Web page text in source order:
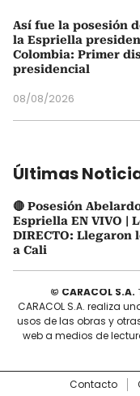
Así fue la posesión
la Espriella
Colombia: Primer
presidencial
08/08/2026
Últimas
🔴 Posesión
Espriella EN VIVO |
DIRECTO: Llegaron
a Cali
© CARACOL
CARACOL S.A. realiza
usos de las obras y
web a medios de
Contacto